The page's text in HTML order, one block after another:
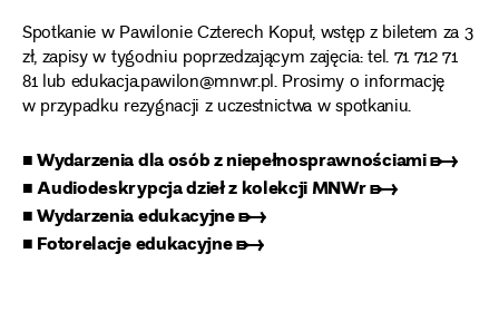
Spotkanie w Pawilonie Czterech Kopuł, wstęp z biletem za 3
zł, zapisy w tygodniu poprzedzającym zajęcia: tel. 71 712 71
81 lub edukacja.pawilon@mnwr.pl. Prosimy o informację
w przypadku rezygnacji z uczestnictwa w spotkaniu.
■ Wydarzenia dla osób z niepełnosprawnościami ➸
■ Audiodeskrypcja dzieł z kolekcji MNWr ➸
■ Wydarzenia edukacyjne ➸
■ Fotorelacje edukacyjne ➸